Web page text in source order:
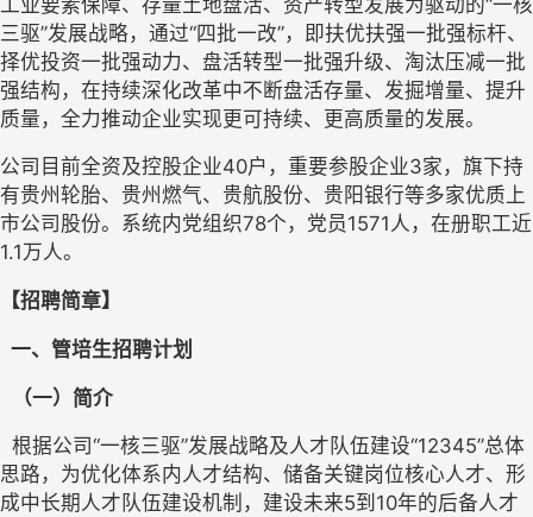
三驱”发展战略，通过“四批一改”，即扶优扶强一批强标杆、
择优投资一批强动力、盘活转型一批强升级、淘汰压减一批
强结构，在持续深化改革中不断盘活存量、发掘增量、提升
质量，全力推动企业实现更可持续、更高质量的发展。
公司目前全资及控股企业40户，重要参股企业3家，旗下持
有贵州轮胎、贵州燃气、贵航股份、贵阳银行等多家优质上
市公司股份。系统内党组织78个，党员1571人，在册职工近
1.1万人。
【招聘简章】
一、管培生招聘计划
（一）简介
根据公司“一核三驱”发展战略及人才队伍建设“12345”总体
思路，为优化体系内人才结构、储备关键岗位核心人才、形
成中长期人才队伍建设机制，建设未来5到10年的后备人才